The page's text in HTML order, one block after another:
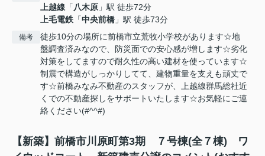
上越線 「 八木原 」駅 徒歩72分
上毛電鉄 「中央前橋 」駅 徒歩73分
備考
徒歩10分の場所に前橋市立荒牧小学校があります☆地
盤調査済みなので、防災面での安心感が増します☆劣化
対策をしてますので耐久性の高い建材を使っています☆
制震で構造がしっかりしてて、建物重量を支えも頑丈で
す☆前橋みなみ不動産のスタッフが、上越線群馬総社近
くでの不動産探しをサポートいたします☆お気軽にご連
絡ください(#^^#)
【新築】前橋市川原町第3期 ７号棟(全７棟) ワ